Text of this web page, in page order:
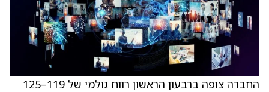
החברה צופה ברבעון הראשון רווח גולמי של 119–125